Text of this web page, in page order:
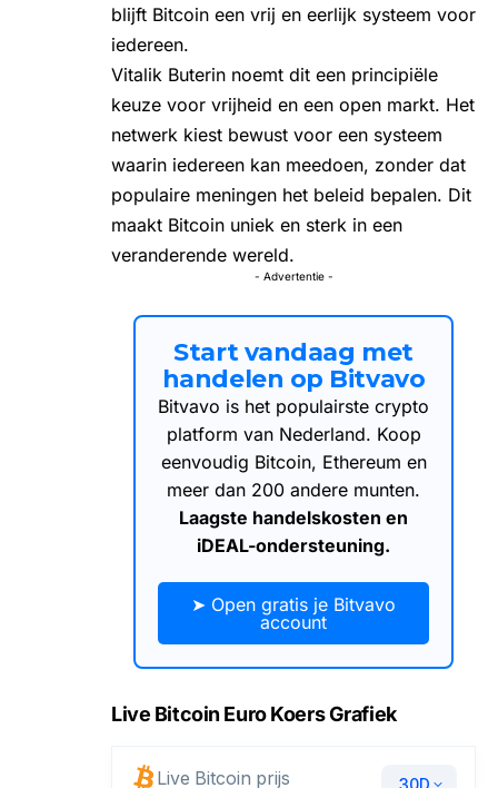
blijft Bitcoin een vrij en eerlijk systeem voor
iedereen.
Vitalik Buterin noemt dit een principiële
keuze voor vrijheid en een open markt. Het
netwerk kiest bewust voor een systeem
waarin iedereen kan meedoen, zonder dat
populaire meningen het beleid bepalen. Dit
maakt Bitcoin uniek en sterk in een
veranderende wereld.
- Advertentie -
Start vandaag met
handelen op Bitvavo
Bitvavo is het populairste crypto
platform van Nederland. Koop
eenvoudig Bitcoin, Ethereum en
meer dan 200 andere munten.
Laagste handelskosten en
iDEAL-ondersteuning.
➤ Open gratis je Bitvavo
account
Live Bitcoin Euro Koers Grafiek